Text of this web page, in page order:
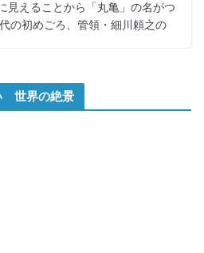
見えることから「丸亀」の名がつ
の初めごろ、管領・細川頼之の
世界の絶景